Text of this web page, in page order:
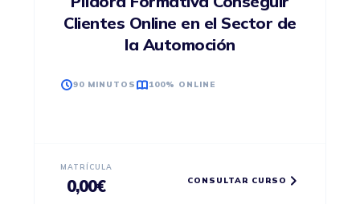
Clientes Online en el Sector de
la Automoción
90 MINUTOS 100% ONLINE
MATRÍCULA
0,00€ CONSULTAR CURSO